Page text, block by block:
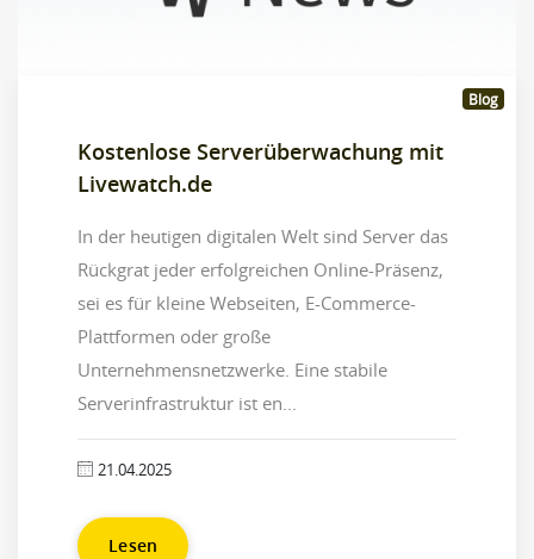
Blog
Kostenlose Serverüberwachung mit
Livewatch.de
In der heutigen digitalen Welt sind Server das
Rückgrat jeder erfolgreichen Online-Präsenz,
sei es für kleine Webseiten, E-Commerce-
Plattformen oder große
Unternehmensnetzwerke. Eine stabile
Serverinfrastruktur ist en...
21.04.2025
Lesen